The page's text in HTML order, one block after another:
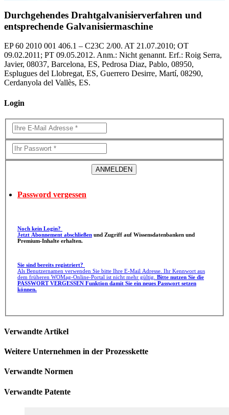
Durchgehendes Drahtgalvanisierverfahren und
entsprechende Galvanisiermaschine
EP 60 2010 001 406.1 – C23C 2/00. AT 21.07.2010; OT
09.02.2011; PT 09.05.2012. Anm.: Nicht genannt. Erf.: Roig Serra,
Javier, 08037, Barcelona, ES, Pedrosa Diaz, Pablo, 08950,
Esplugues del Llobregat, ES, Guerrero Desirre, Martí, 08290,
Cerdanyola del Vallès, ES.
Login
Password vergessen
Noch kein Login?
Jetzt Abonnement abschließen
Premium-Inhalte erhalten.
Sie sind bereits registriert?
Als Benutzernamen verwenden Sie bitte Ihre E-Mail Adresse. Ihr Kennwort aus
dem früheren WOMag-Online-Portal ist nicht mehr gültig. Bitte nutzen Sie die
PASSWORT VERGESSEN Funktion damit Sie ein neues Passwort setzen
können.
Verwandte Artikel
Weitere Unternehmen in der Prozesskette
Verwandte Normen
Verwandte Patente